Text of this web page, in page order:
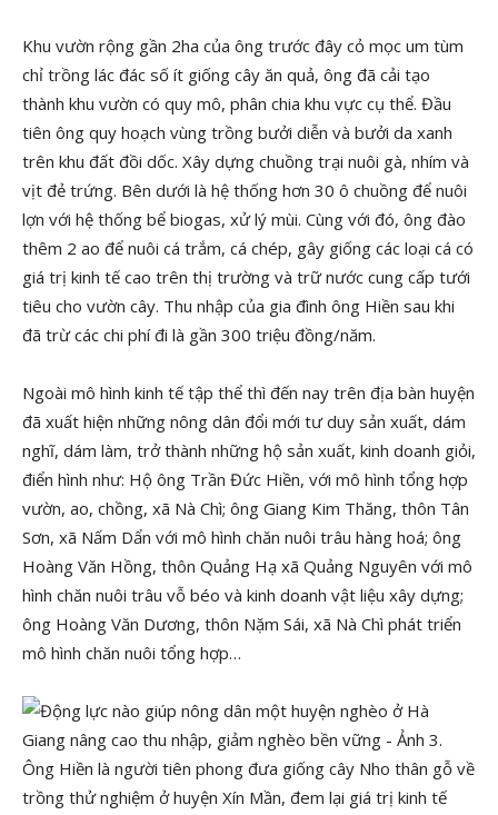
Khu vườn rộng gần 2ha của ông trước đây cỏ mọc um tùm
chỉ trồng lác đác số ít giống cây ăn quả, ông đã cải tạo
thành khu vườn có quy mô, phân chia khu vực cụ thể. Đầu
tiên ông quy hoạch vùng trồng bưởi diễn và bưởi da xanh
trên khu đất đồi dốc. Xây dựng chuồng trại nuôi gà, nhím và
vịt đẻ trứng. Bên dưới là hệ thống hơn 30 ô chuồng để nuôi
lợn với hệ thống bể biogas, xử lý mùi. Cùng với đó, ông đào
thêm 2 ao để nuôi cá trắm, cá chép, gây giống các loại cá có
giá trị kinh tế cao trên thị trường và trữ nước cung cấp tưới
tiêu cho vườn cây. Thu nhập của gia đình ông Hiền sau khi
đã trừ các chi phí đi là gần 300 triệu đồng/năm.
Ngoài mô hình kinh tế tập thể thì đến nay trên địa bàn huyện
đã xuất hiện những nông dân đổi mới tư duy sản xuất, dám
nghĩ, dám làm, trở thành những hộ sản xuất, kinh doanh giỏi,
điển hình như: Hộ ông Trần Đức Hiền, với mô hình tổng hợp
vườn, ao, chồng, xã Nà Chì; ông Giang Kim Thăng, thôn Tân
Sơn, xã Nấm Dẩn với mô hình chăn nuôi trâu hàng hoá; ông
Hoàng Văn Hồng, thôn Quảng Hạ xã Quảng Nguyên với mô
hình chăn nuôi trâu vỗ béo và kinh doanh vật liệu xây dựng;
ông Hoàng Văn Dương, thôn Nặm Sái, xã Nà Chì phát triển
mô hình chăn nuôi tổng hợp…
Ông Hiền là người tiên phong đưa giống cây Nho thân gỗ về
trồng thử nghiệm ở huyện Xín Mần, đem lại giá trị kinh tế